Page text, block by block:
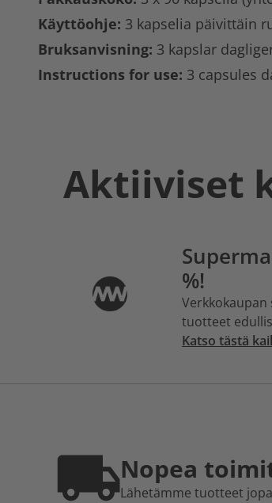
Käyttöohje: 3 kapselia päivittäin
Bruksanvisning: 3 kapslar
Instructions for use: 3 capsules
Aktiiviset
%!
tuotteet
Katso tästä
Nopea
Lähetämme tuotteet